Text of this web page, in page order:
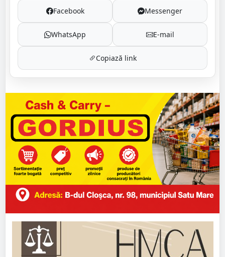
Facebook Messenger
WhatsApp E-mail
Copiază link